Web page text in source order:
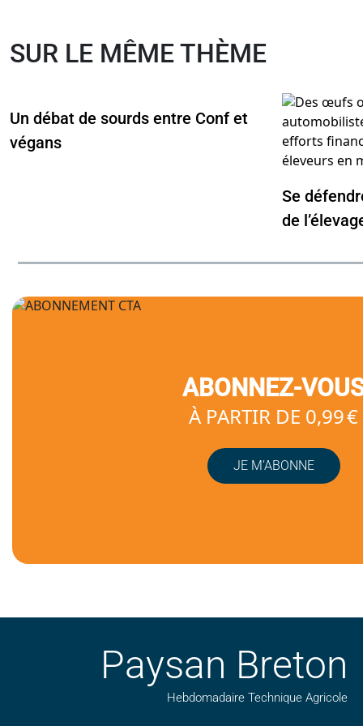
SUR LE MÊME THÈME
Un débat de sourds entre Conf et
végans
Se
de
ABONNEZ-
À PARTIR DE 0,99 €
JE M’ABONNE
Paysan Breton
Hebdomadaire Technique Agricole